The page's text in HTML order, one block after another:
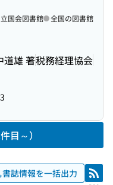
道雄 著税務経理協会
国会図書館 全国の図書館
目～）
書誌情報を一括出力 RSS